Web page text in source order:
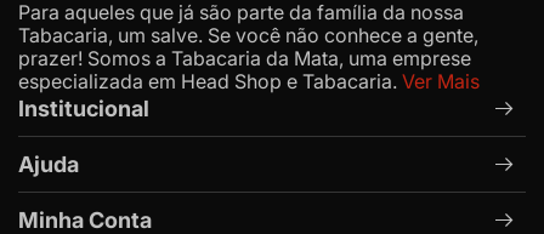
Para aqueles que já são parte da família da nossa
Tabacaria, um salve. Se você não conhece a gente,
prazer! Somos a Tabacaria da Mata, uma emprese
especializada em Head Shop e Tabacaria. Ver Mais
Institucional
Ajuda
Minha Conta